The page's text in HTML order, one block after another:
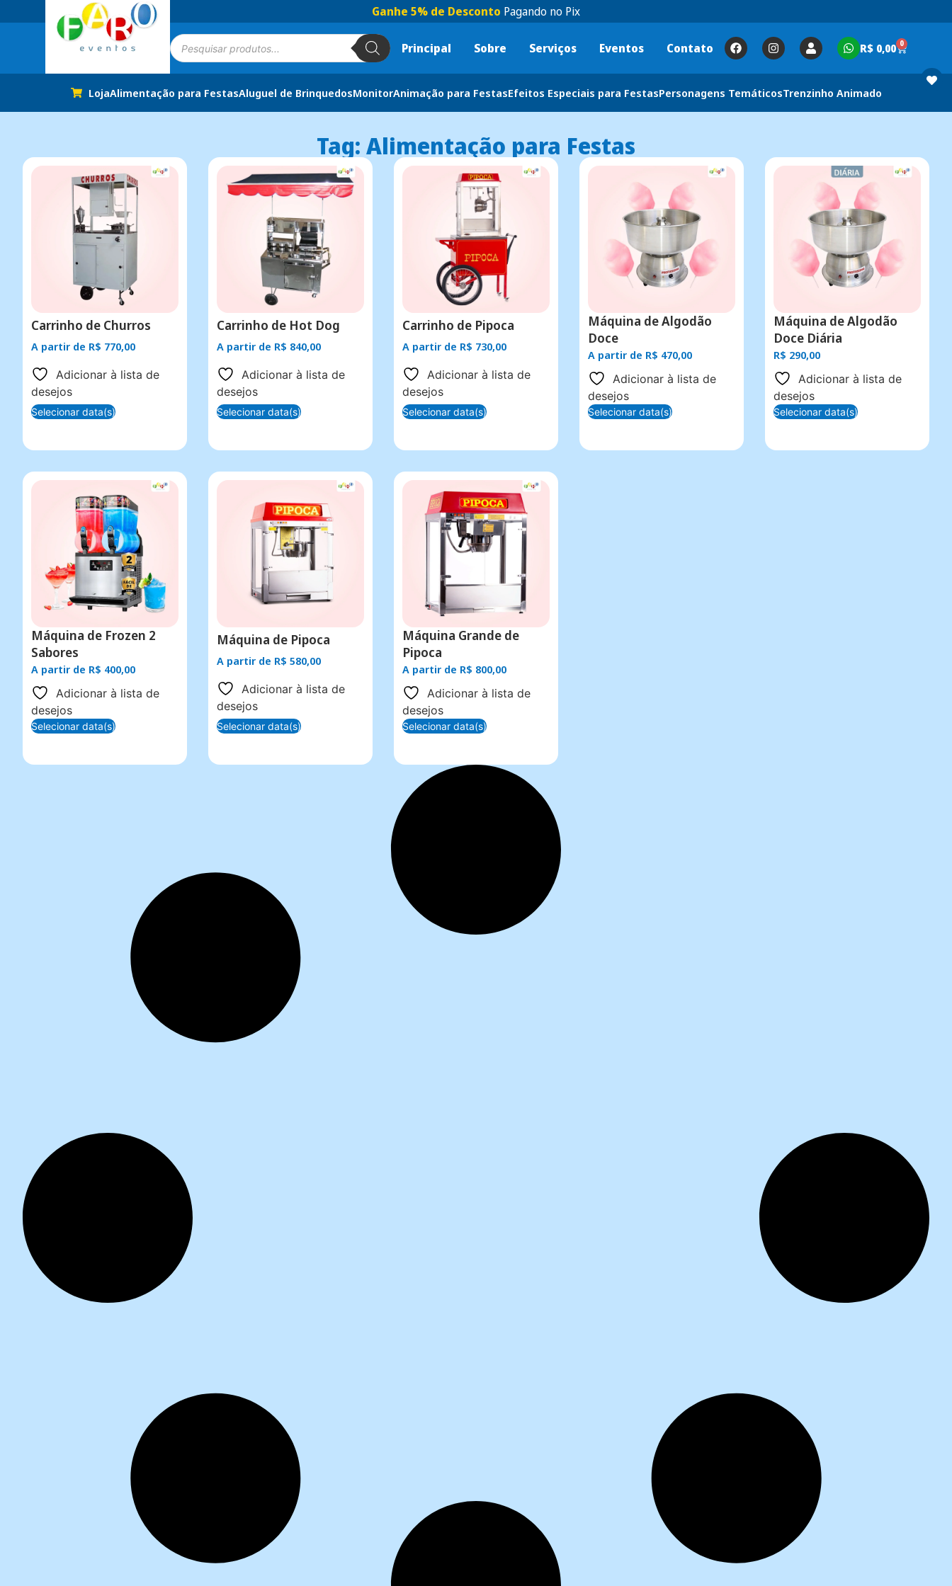
Ganhe 5% de Desconto Pagando no Pix
Principal Sobre Serviços Eventos Contato R$ 0,00 0
LojaAlimentação para FestasAluguel de BrinquedosMonitorAnimação para FestasEfeitos Especiais para FestasPersonagens TemáticosTrenzinho Animado
Tag: Alimentação para Festas
Carrinho de Churros
A partir de R$ 770,00
Adicionar à lista de
desejos
Selecionar data(s)
Carrinho de Hot Dog
A partir de R$ 840,00
Adicionar à lista de
desejos
Selecionar data(s)
Carrinho de Pipoca
A partir de R$ 730,00
Adicionar à lista de
desejos
Selecionar data(s)
Máquina de Algodão
Doce
A partir de R$ 470,00
Adicionar à lista de
desejos
Selecionar data(s)
Máquina de Algodão
Doce Diária
R$ 290,00
Adicionar à lista de
desejos
Selecionar data(s)
Máquina de Frozen 2
Sabores
A partir de R$ 400,00
Adicionar à lista de
desejos
Selecionar data(s)
Máquina de Pipoca
A partir de R$ 580,00
Adicionar à lista de
desejos
Selecionar data(s)
Máquina Grande de
Pipoca
A partir de R$ 800,00
Adicionar à lista de
desejos
Selecionar data(s)